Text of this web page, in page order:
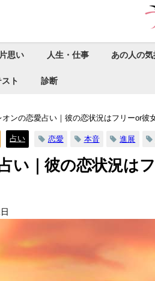
片思い 人生・仕事 あの人の気
ト 診断
オンの恋愛占い｜彼の恋状況はフリーor彼
占い 恋愛 本音 進展
い｜彼の恋状況は